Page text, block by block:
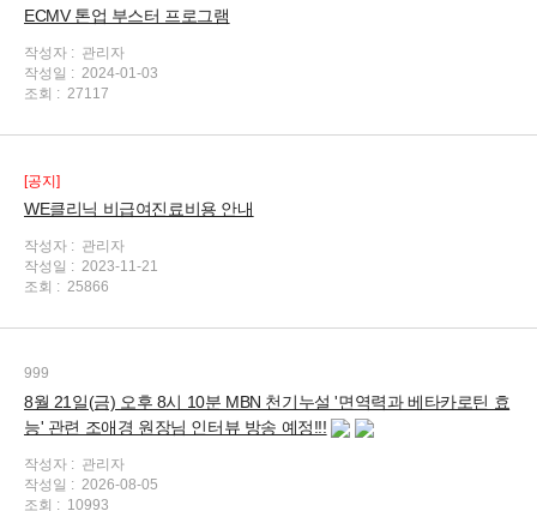
ECMV 톤업 부스터 프로그램
작성자 : 관리자
작성일 : 2024-01-03
조회 : 27117
[공지]
WE클리닉 비급여진료비용 안내
작성자 : 관리자
작성일 : 2023-11-21
조회 : 25866
999
8월 21일(금) 오후 8시 10분 MBN 천기누설 '면역력과 베타카로틴 효
능' 관련 조애경 원장님 인터뷰 방송 예정!!!
작성자 : 관리자
작성일 : 2026-08-05
조회 : 10993